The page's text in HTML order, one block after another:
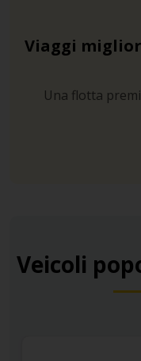
Viaggi
Una flotta
Veicoli